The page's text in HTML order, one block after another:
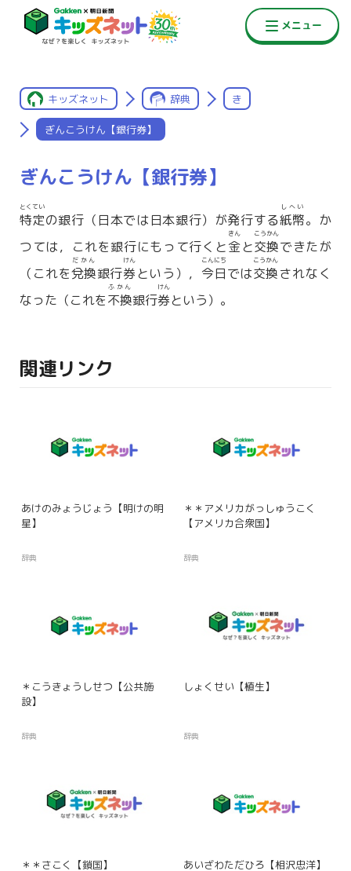
キッズネット 辞典 き
ぎんこうけん【銀行券】
ぎんこうけん【銀行券】
特定
とくてい
の銀行（日本では日本銀行）が発行する紙幣
しへい
。か
つては，これを銀行にもって行くと金
きん
と交換
こうかん
できたが
（これを兌換
だかん
銀行券
けん
という）， 今日
こんにち
では交換
こうかん
されなく
なった（これを不換
ふかん
銀行券
けん
という）。
関連リンク
あけのみょうじょう【明けの明
星】
辞典
＊＊アメリカがっしゅうこく
【アメリカ合衆国】
辞典
＊こうきょうしせつ【公共施
設】
辞典
しょくせい【植生】
辞典
＊＊さこく【鎖国】 あいざわただひろ【相沢忠洋】